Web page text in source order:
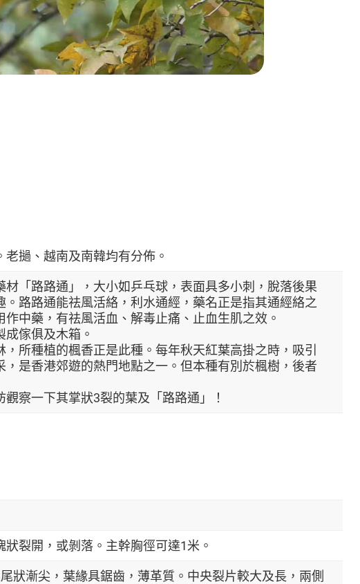
撾、越南及南韓均有分佈。
材「路路通」，大小如乒乓球，表面具多小刺，脫落後果
。路路通能祛風活絡，利水通經，藥名正是指其通經絡之
中藥，有祛風活血、解毒止痛、止血生肌之效。
傢俱及木箱。
所種植的楓香正是此種。每年秋天紅葉高掛之時，吸引
，是香港郊遊的熱門地點之一。但本種有別於楓樹，後者
察一下其掌狀3裂的葉及「路路通」！
裂開，或剝落。主幹胸徑可達1米。
狀漸尖，葉緣具鋸齒，薄革質。中央裂片較大及長，兩側